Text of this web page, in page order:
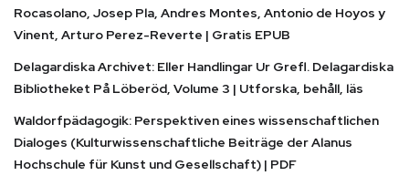
Rocasolano, Josep Pla, Andres Montes, Antonio de Hoyos y
Vinent, Arturo Perez-Reverte | Gratis EPUB
Delagardiska Archivet: Eller Handlingar Ur Grefl. Delagardiska
Bibliotheket På Löberöd, Volume 3 | Utforska, behåll, läs
Waldorfpädagogik: Perspektiven eines wissenschaftlichen
Dialoges (Kulturwissenschaftliche Beiträge der Alanus
Hochschule für Kunst und Gesellschaft) | PDF